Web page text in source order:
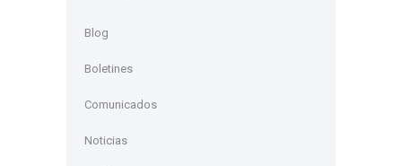
Blog
Boletines
Comunicados
Noticias